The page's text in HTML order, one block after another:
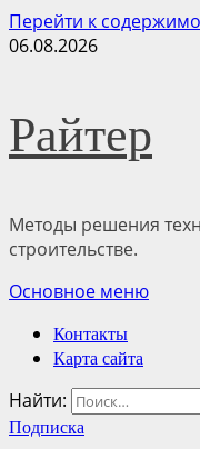
Перейти к
06.08.2026
Райтер
Методы решения
строительстве.
Основное меню
Контакты
Карта сайта
Найти:
Подписка